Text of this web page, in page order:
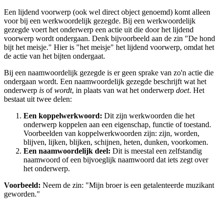
Een lijdend voorwerp (ook wel direct object genoemd) komt alleen
voor bij een werkwoordelijk gezegde. Bij een werkwoordelijk
gezegde voert het onderwerp een actie uit die door het lijdend
voorwerp wordt ondergaan. Denk bijvoorbeeld aan de zin "De hond
bijt het meisje." Hier is "het meisje" het lijdend voorwerp, omdat het
de actie van het bijten ondergaat.
Bij een naamwoordelijk gezegde is er geen sprake van zo'n actie die
ondergaan wordt. Een naamwoordelijk gezegde beschrijft wat het
onderwerp is ofwordt, in plaats van wat het onderwerp doet. Het
bestaat uit twee delen:
Een koppelwerkwoord: Dit zijn werkwoorden die het
onderwerp koppelen aan een eigenschap, functie of toestand.
Voorbeelden van koppelwerkwoorden zijn: zijn, worden,
blijven, lijken, blijken, schijnen, heten, dunken, voorkomen.
Een naamwoordelijk deel: Dit is meestal een zelfstandig
naamwoord of een bijvoeglijk naamwoord dat iets zegt over
het onderwerp.
Voorbeeld: Neem de zin: "Mijn broer is een getalenteerde muzikant
geworden."